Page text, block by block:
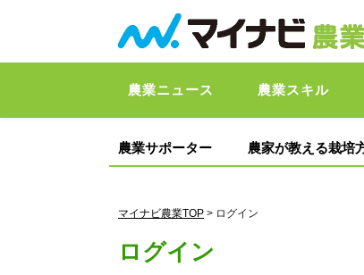
農業ニュース 農業スキル
農業サポーター 農家が教える栽培
マイナビ農業TOP > ログイン
ログイン